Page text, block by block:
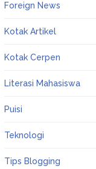
Foreign News
Kotak Artikel
Kotak Cerpen
Literasi Mahasiswa
Puisi
Teknologi
Tips Blogging